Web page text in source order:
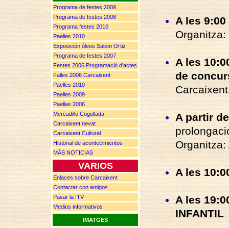
Programa de festes 2009
Programa de festes 2008
Programa festes 2010
Paelles 2010
Exposición óleos Salom Ortiz
Programa de festes 2007
Festes 2006 Programació d'actes
Falles 2006 Carcaixent
Paelles 2010
Paelles 2009
Paellas 2006
Mercadillo Cogullada
Carcaixent nevat
Carcaixent Cultural
Historial de acontecimientos
MÁS NOTICIAS
VARIOS
Enlaces sobre Carcaixent
Contactar con amigos
Pasar la ITV
Medios informativos
IMATGES
A les
A les
de
A partir
A les
A les
INFANTIL